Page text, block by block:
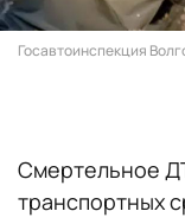
Госавтоинспекция
Смертельное
транспортных